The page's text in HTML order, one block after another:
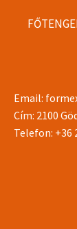
Email:
Cím: 2100
Telefon: +36